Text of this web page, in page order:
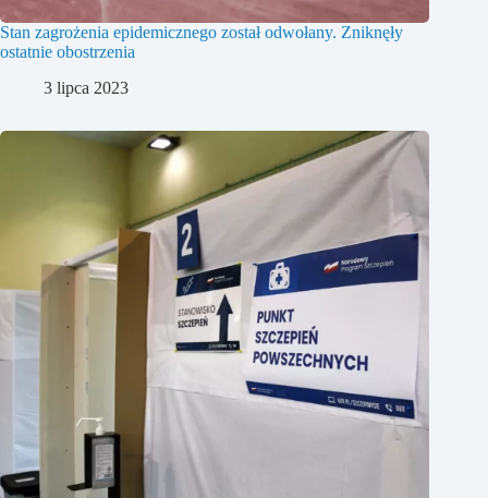
Stan zagrożenia epidemicznego został odwołany. Zniknęły
ostatnie obostrzenia
3 lipca 2023